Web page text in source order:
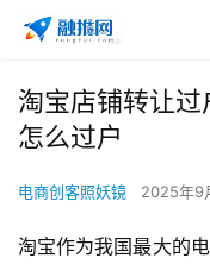
淘宝店铺转让
怎么过户
电商创客照妖镜 2025年9
淘宝作为我国最大的